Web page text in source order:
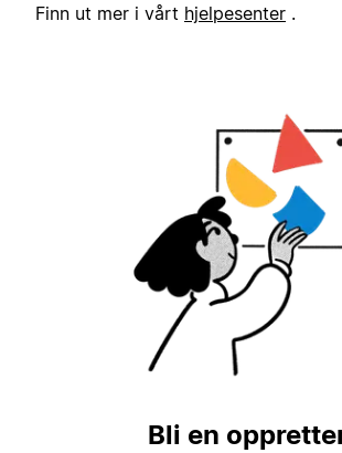
Finn ut mer i vårt hjelpesenter .
Bli en